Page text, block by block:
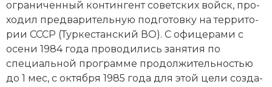
ограниченный контингент советских войск, про­
хо­дил пред­варительную под­го­тов­ку на тер­ри­то­
рии СССР (Тур­ке­стан­ский ВО). С офи­це­ра­ми с
осе­ни 1984 года про­во­ди­лись за­ня­тия по
специальной про­грам­ме про­дол­жи­тель­но­стью
до 1 мес, с октября 1985 года для этой це­ли соз­да­